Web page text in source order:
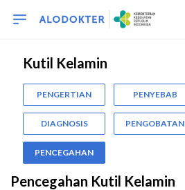
Kutil Kelamin
PENGERTIAN PENYEBAB
DIAGNOSIS PENGOBATAN
PENCEGAHAN
Pencegahan Kutil Kelamin